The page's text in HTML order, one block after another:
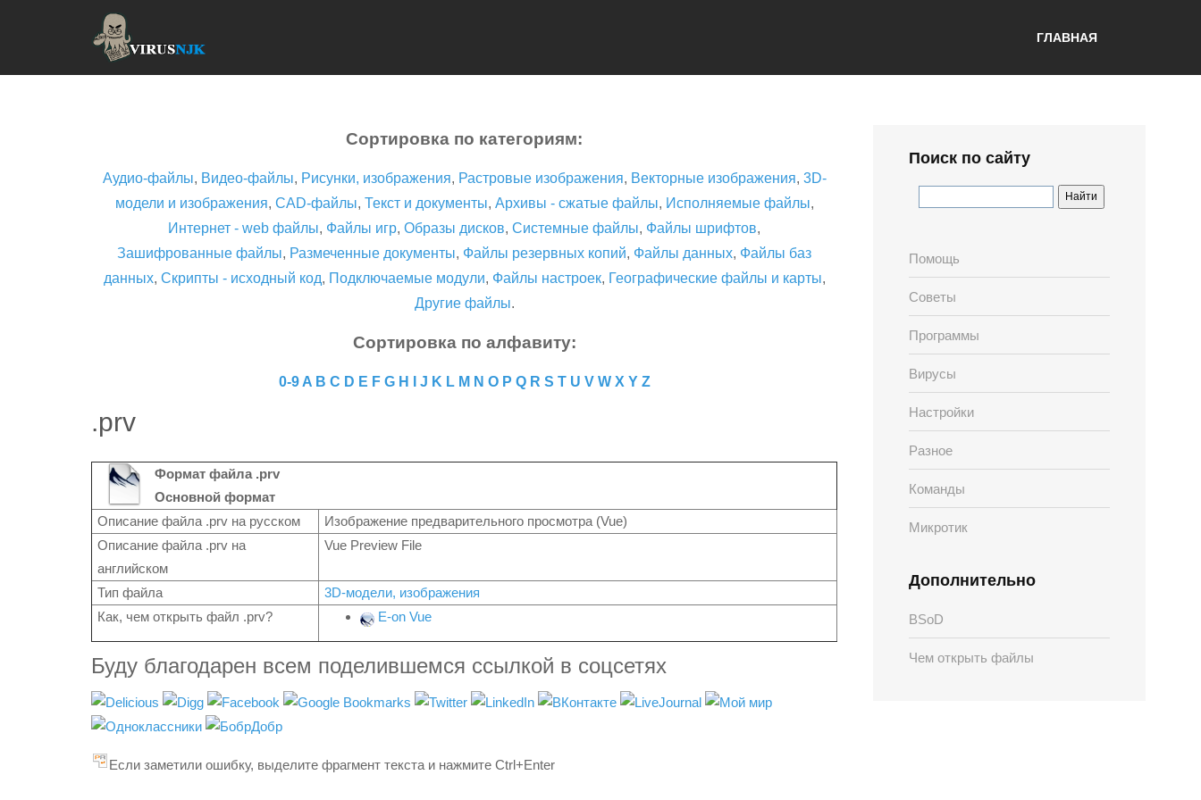
ГЛАВНАЯ
Сортировка по категориям:
Аудио-файлы, Видео-файлы, Рисунки, изображения, Растровые изображения, Векторные изображения, 3D-
модели и изображения, CAD-файлы, Текст и документы, Архивы - сжатые файлы, Исполняемые файлы,
Интернет - web файлы, Файлы игр, Образы дисков, Системные файлы, Файлы шрифтов,
Зашифрованные файлы, Размеченные документы, Файлы резервных копий, Файлы данных, Файлы баз
данных, Скрипты - исходный код, Подключаемые модули, Файлы настроек, Географические файлы и карты,
Другие файлы.
Сортировка по алфавиту:
0-9 A B C D E F G H J K L M N O P Q R S T U V W X Y Z
.prv
Формат файла .prv
Основной формат
Описание файла .prv на русском
Изображение предварительного просмотра (Vue)
Описание файла .prv на
английском
Vue Preview File
Тип файла
3D-модели, изображения
Как, чем открыть файл .prv?
E-on Vue
Буду благодарен всем поделившемся ссылкой в соцсетях
Если заметили ошибку, выделите фрагмент текста и нажмите Ctrl+Enter
Поиск по сайту
Помощь
Советы
Программы
Вирусы
Настройки
Разное
Команды
Микротик
Дополнительно
BSoD
Чем открыть файлы